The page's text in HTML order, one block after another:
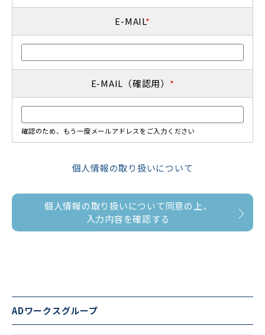
E-MAIL*
E-MAIL（確認用） *
確認のため、もう一度メールアドレスをご入力ください
個人情報の取り扱いについて
個人情報の取り扱いについて同意の上、
入力内容を確認する
ADワークスグループ